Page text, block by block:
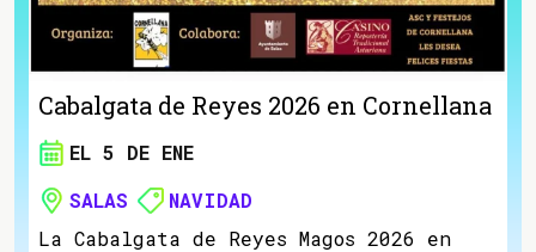
Cabalgata de Reyes 2026 en Cornellana
EL 5 DE ENE
SALAS
NAVIDAD
La Cabalgata de Reyes Magos 2026 en